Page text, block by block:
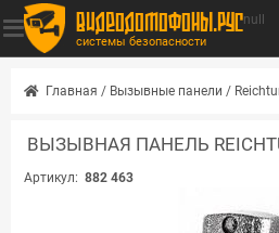
видеодомофоны.рус
системы безопасности
null
Главная / Вызывные панели /
ВЫЗЫВНАЯ ПАНЕЛЬ
Артикул: 882 463